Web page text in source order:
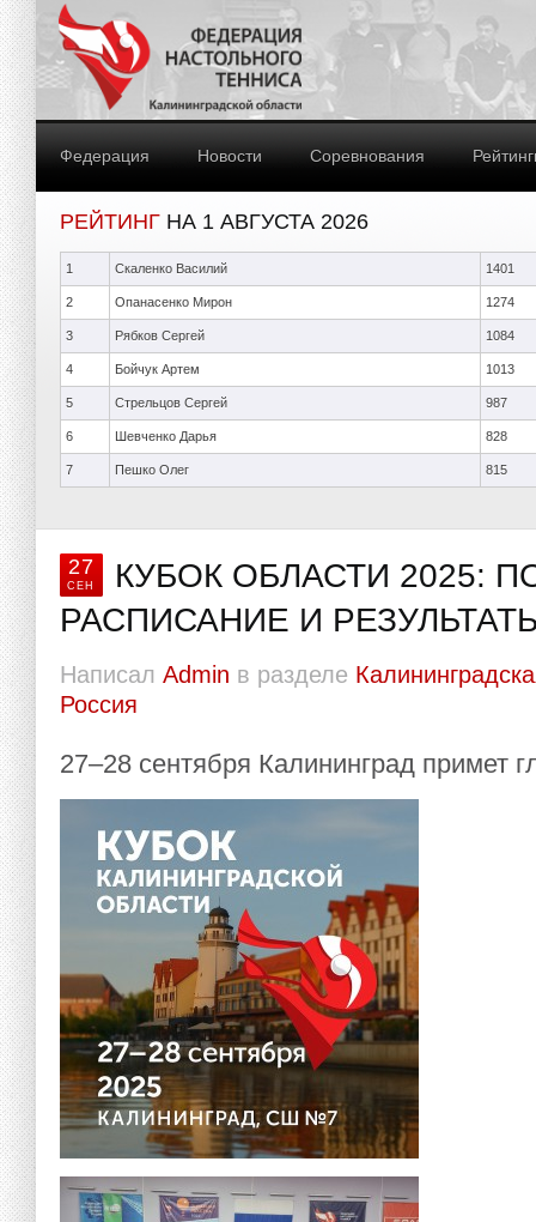
Федерация Новости Соревнования
РЕЙТИНГ НА 1 АВГУСТА 2026
1 Скаленко Василий 1401
2 Опанасенко Мирон 1274
3 Рябков Сергей 1084
4 Бойчук Артем 1013
5 Стрельцов Сергей 987
6 Шевченко Дарья 828
7 Пешко Олег 815
27
СЕН
КУБОК ОБЛАСТИ 2025:
РАСПИСАНИЕ И
Написал Admin в разделе
Россия
27–28 сентября Калининград примет